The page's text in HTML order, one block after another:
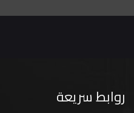
روابط سريعة